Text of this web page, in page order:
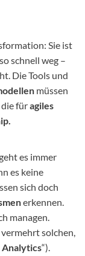
Sie ist
schnell weg –
Die Tools und
müssen
füragiles
es immer
es keine
sich doch
erkennen.
managen.
solchen,
Analytics“).